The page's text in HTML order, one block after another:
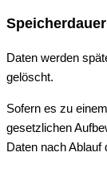
Daten werden
gelöscht.
Sofern es zu
gesetzlichen
Daten nach Ablauf